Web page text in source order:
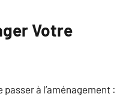
Votre
à l’aménagement :